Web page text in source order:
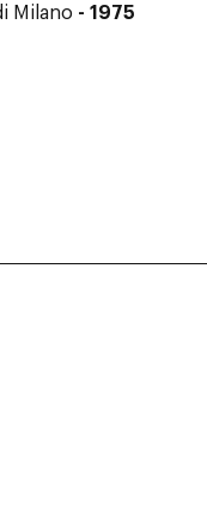
Milano - 1975